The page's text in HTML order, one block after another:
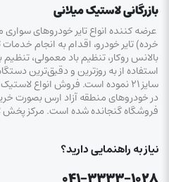
بازرگانی لاستیک میلانی
عرضه کننده انواع تایر خودروهای
خرده‌) تایر خودرو، اقدام به انجام خدمات
بالانس روکار، تنظیم باد معمولی، تنظیم
سایز ۲۱ نموده است. فروش انواع
در خودروهای منطقه آزاد ارس بصورت
فروشگاه گنجانده شده است. مرکز
نیاز به راهنمایی دارید؟